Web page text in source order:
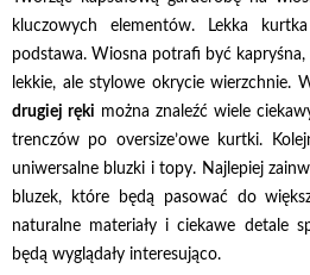
kluczowych elementów. Lekka
podstawa. Wiosna potrafi być
lekkie, ale stylowe okrycie wierzchnie.
drugiej ręki można znaleźć wiele
trenczów po oversize’owe kurtki.
uniwersalne bluzki i topy. Najlepiej
bluzek, które będą pasować do
naturalne materiały i ciekawe detale
będą wyglądały interesująco.